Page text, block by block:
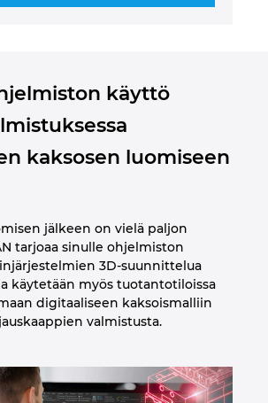
käyttö
kaksosen luomiseen
jälkeen on vielä paljon
tarjoaa sinulle ohjelmiston
3D-suunnittelua
käytetään myös tuotantotiloissa
digitaaliseen kaksoismalliin
valmistusta.